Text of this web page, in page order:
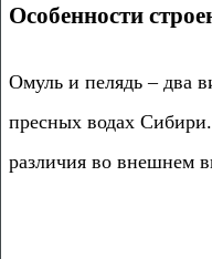
Особенности
Омуль и пелядь – два
пресных водах
различия во внешнем